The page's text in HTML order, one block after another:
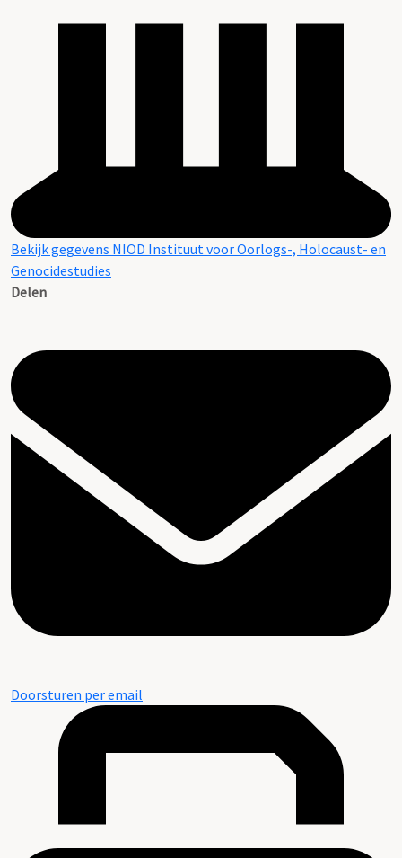
Bekijk gegevens NIOD Instituut voor Oorlogs-, Holocaust- en
Genocidestudies
Delen
Doorsturen per email